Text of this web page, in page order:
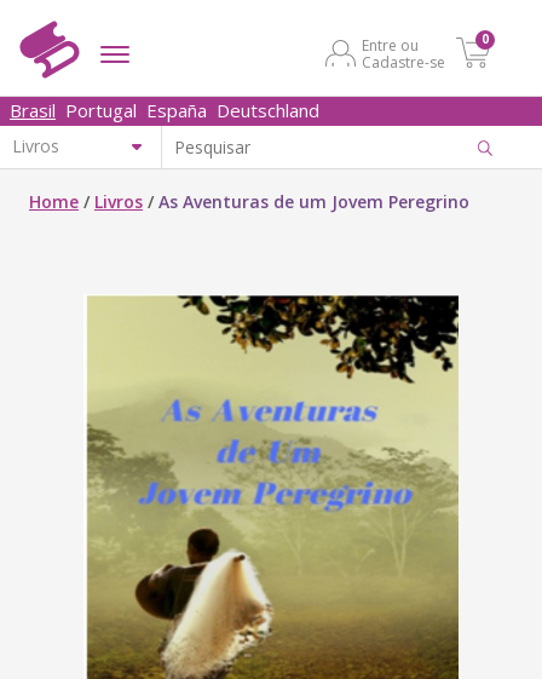
Entre ou
Cadastre-se
0
Brasil Portugal España Deutschland
Home / Livros /As Aventuras de um Jovem Peregrino